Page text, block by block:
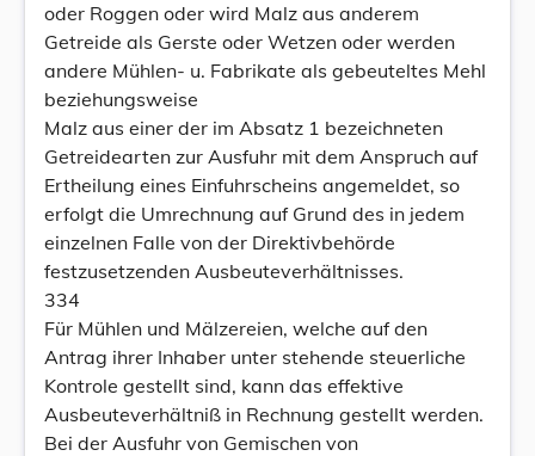
oder Roggen oder wird Malz aus anderem
Getreide als Gerste oder Wetzen oder werden
andere Mühlen- u. Fabrikate als gebeuteltes Mehl
beziehungsweise
Malz aus einer der im Absatz 1 bezeichneten
Getreidearten zur Ausfuhr mit dem Anspruch auf
Ertheilung eines Einfuhrscheins angemeldet, so
erfolgt die Umrechnung auf Grund des in jedem
einzelnen Falle von der Direktivbehörde
festzusetzenden Ausbeuteverhältnisses.
334
Für Mühlen und Mälzereien, welche auf den
Antrag ihrer Inhaber unter stehende steuerliche
Kontrole gestellt sind, kann das effektive
Ausbeuteverhältniß in Rechnung gestellt werden.
Bei der Ausfuhr von Gemischen von